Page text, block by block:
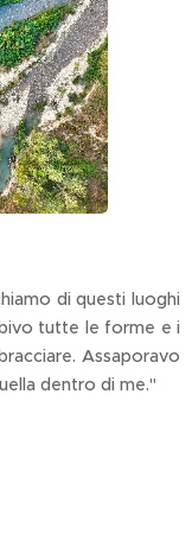
di questi luoghi
tutte le forme e i
Assaporavo
dentro di me."